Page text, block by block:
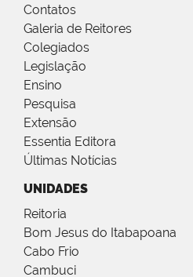
Contatos
Galeria de Reitores
Colegiados
Legislação
Ensino
Pesquisa
Extensão
Essentia Editora
Últimas Notícias
UNIDADES
Reitoria
Bom Jesus do Itabapoana
Cabo Frio
Cambuci